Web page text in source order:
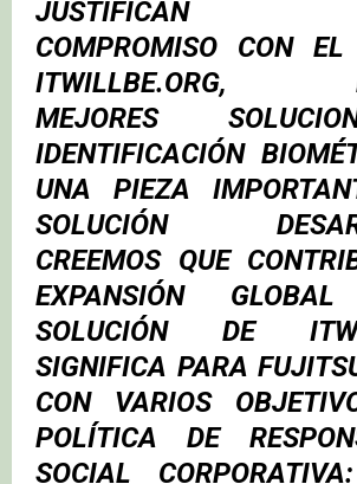
JUSTIFICAN
COMPROMISO CON
ITWILLBE.ORG,
MEJORES
IDENTIFICACIÓN
UNA PIEZA
SOLUCIÓN
CREEMOS QUE
EXPANSIÓN
SOLUCIÓN DE
SIGNIFICA PARA
CON VARIOS
POLÍTICA DE
SOCIAL